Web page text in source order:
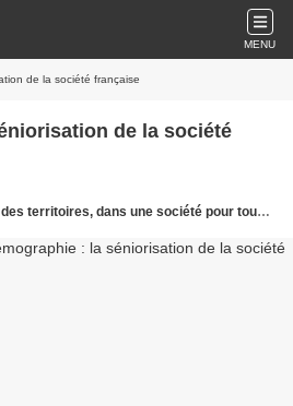
MENU
de la société française
de la société
dans une société pour tous les âges